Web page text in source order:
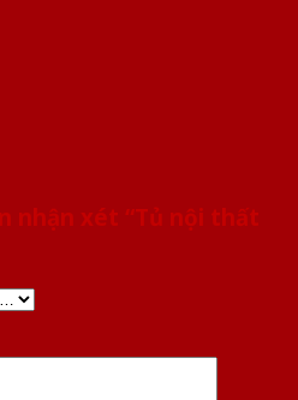
nhận xét “Tủ nội thất